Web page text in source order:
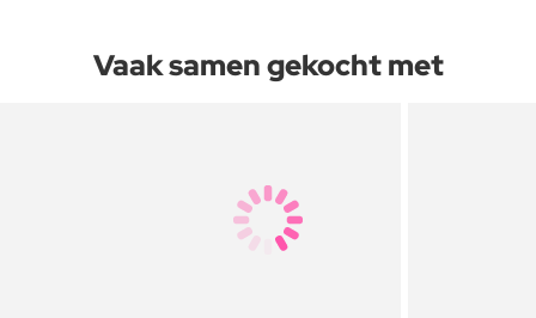
Vaak samen gekocht met